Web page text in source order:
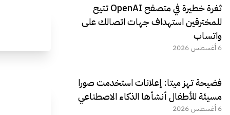
ثغرة خطيرة في متصفح OpenAI تتيح
للمخترقين استهداف جهات اتصالك على
واتساب
6 أغسطس 2026
فضيحة تهز ميتا: إعلانات استخدمت صورا
مسيئة للأطفال أنشأها الذكاء الاصطناعي
6 أغسطس 2026